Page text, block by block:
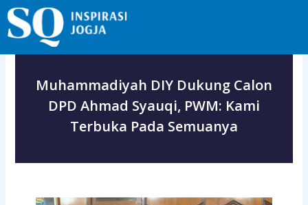
Skip
to
content
Muhammadiyah DIY Dukung Calon
DPD Ahmad Syauqi, PWM: Kami
Terbuka Pada Semuanya